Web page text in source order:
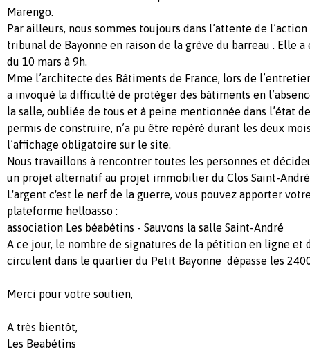
Marengo.
Par ailleurs, nous sommes toujours dans l’attente de
tribunal de Bayonne en raison de la grève du barreau . Elle a
du 10 mars à 9h.
Mme l’architecte des Bâtiments de France, lors de
a invoqué la difficulté de protéger des bâtiments en
la salle, oubliée de tous et à peine mentionnée dans l’état
permis de construire, n’a pu être repéré durant les deux
l’affichage obligatoire sur le site.
Nous travaillons à rencontrer toutes les personnes et
un projet alternatif au projet immobilier du Clos Saint-
L'argent c'est le nerf de la guerre, vous pouvez apporter
plateforme helloasso :
association Les béabétins - Sauvons la salle Saint-André
A ce jour, le nombre de signatures de la pétition en ligne et
circulent dans le quartier du Petit Bayonne dépasse les
Merci pour votre soutien,
A très bientôt,
Les Beabétins